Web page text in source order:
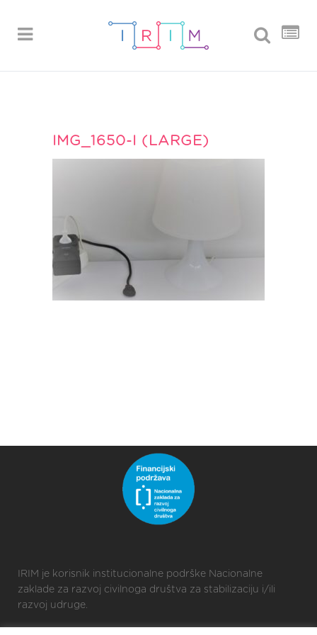
IMG_1650-I (LARGE)
IRIM je korisnik institucionalne podrške Nacionalne
zaklade za razvoj civilnoga društva za stabilizaciju i/ili
razvoj udruge.